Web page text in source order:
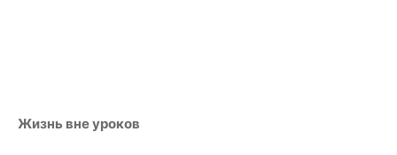
Жизнь вне уроков